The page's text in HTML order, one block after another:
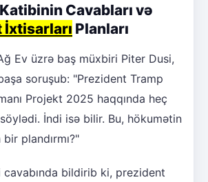
Cavabları və
Planları
Ev üzrə baş müxbiri Piter Dusi,
soruşub: "Prezident Tramp
Projekt 2025 haqqında heç
İndi isə bilir. Bu, hökumətin
plandırmı?"
bildirib ki, prezident